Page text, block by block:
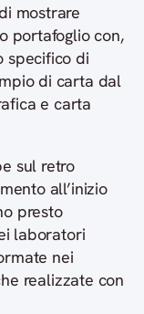
mostrare
portafoglio con,
specifico di
di carta dal
e carta
sul retro
all’inizio
presto
laboratori
nei
realizzate con